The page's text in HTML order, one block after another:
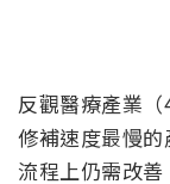
反觀醫療產業
修補速度最慢
流程上仍需改